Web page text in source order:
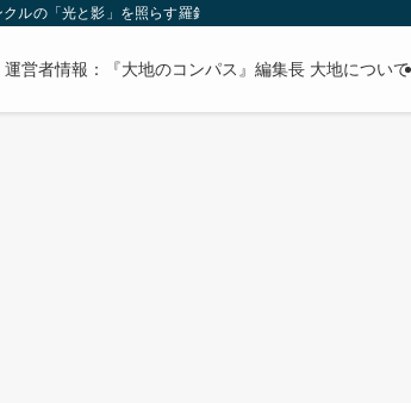
ルの「光と影」を照らす羅針盤。
運営者情報：『大地のコンパス』編集長 大地について